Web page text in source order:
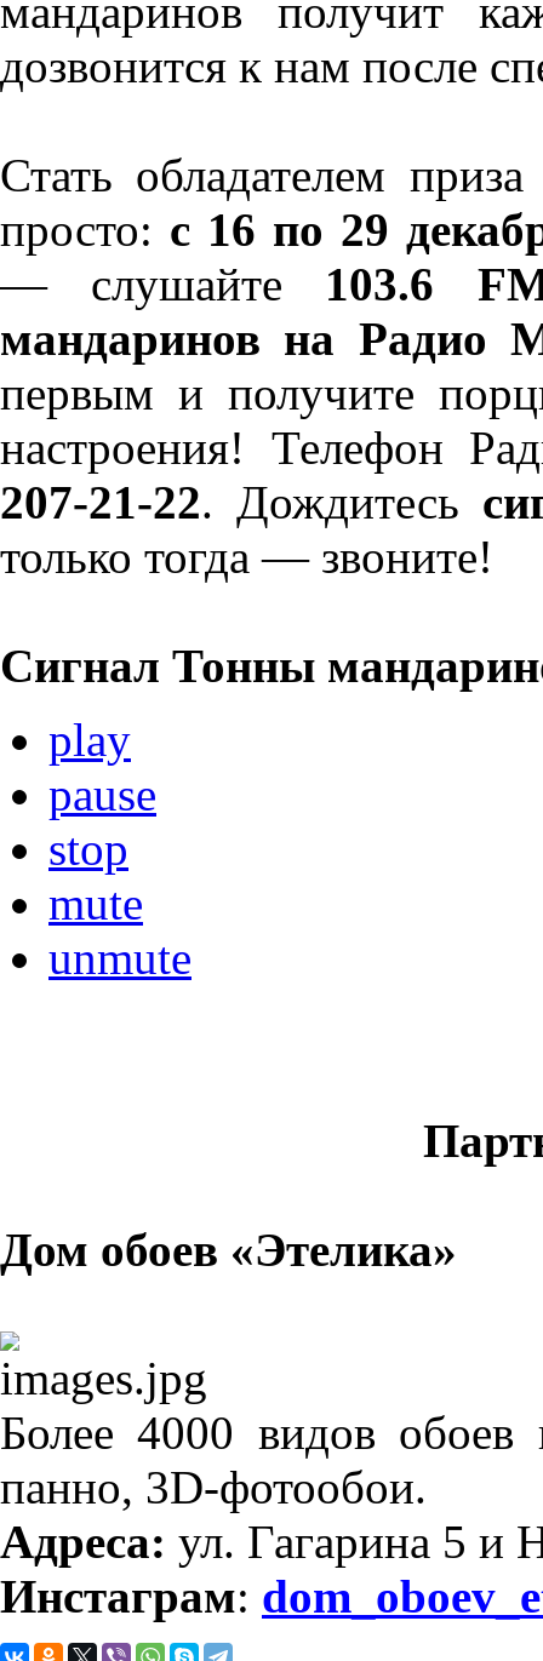
мандаринов получит
дозвонится к нам после
Стать обладателем
просто: с 16 по 29
— слушайте 103.6
мандаринов на
первым и получите
настроения!
207-21-22. Дождитесь
только тогда — звоните!
Сигнал Тонны
play
pause
stop
mute
unmute
Дом обоев «Этелика»
Более 4000 видов
панно, 3D-фотообои.
Адреса: ул. Гагарина 5 и
Инстаграм: